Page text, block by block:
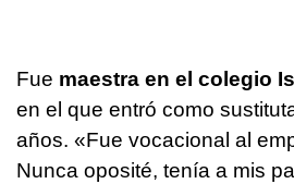
Fue maestra en el colegio
en el que entró como
años. «Fue vocacional al
Nunca oposité, tenía a mis